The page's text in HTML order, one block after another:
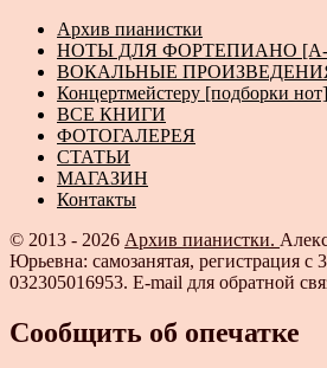
Архив пианистки
НОТЫ ДЛЯ ФОРТЕПИАНО
ВОКАЛЬНЫЕ
Концертмейстеру [подборки нот]
ВСЕ КНИГИ
ФОТОГАЛЕРЕЯ
СТАТЬИ
МАГАЗИН
Контакты
© 2013 - 2026 Архив пианистки.
Юрьевна: самозанятая, регистрация
032305016953. E-mail для обратной
Сообщить об опечатке